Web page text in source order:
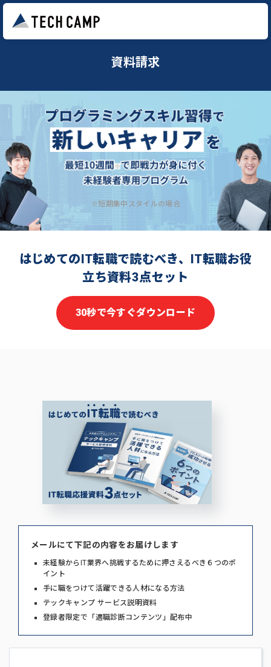
資料請求
※短期集中スタイルの場合
はじめてのIT転職で読むべき、IT転職お役
立ち資料3点セット
30秒で今すぐダウンロード
メールにて下記の内容をお届けします
未経験からIT業界へ挑戦するために押さえるべき６つのポ
イント
手に職をつけて活躍できる人材になる方法
テックキャンプ サービス説明資料
登録者限定で「適職診断コンテンツ」配布中